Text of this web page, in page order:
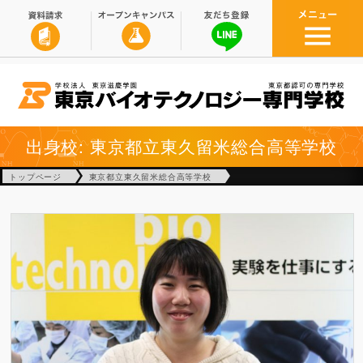
出身校: 東京都立東久留米総合高等学校
トップページ 東京都立東久留米総合高等学校